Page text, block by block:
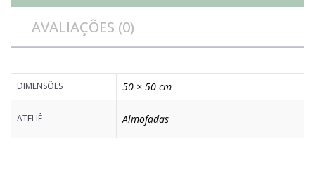
AVALIAÇÕES (0)
DIMENSÕES 50 × 50 cm
ATELIÊ Almofadas